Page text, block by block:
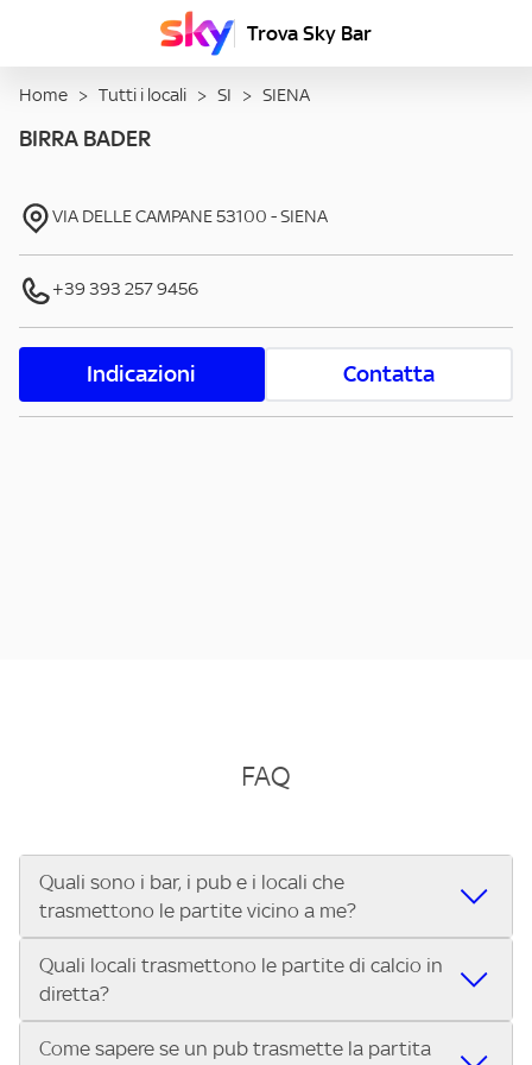
Trova Sky Bar
Home > Tutti i locali > SI > SIENA
BIRRA BADER
VIA DELLE CAMPANE53100 -SIENA
+39 393 257 9456
Indicazioni Contatta
FAQ
Quali sono i bar, i pub e i locali che
trasmettono le partite vicino a me?
Se cerchi un bar, pub, ristorante o locale vicino a te per
vedere le partite di Serie A ENILIVE, la Serie C Sky Wifi, la
UEFA Champions League, la UEFA Europa League, la UEFA
Conference League, il Tennis, la Formula 1®, la MotoGP™ e
Quali locali trasmettono le partite di calcio in
diretta?
Vuoi sapere quali bar, pub o ristoranti mostrano le partite
Come sapere se un pub trasmette la partita